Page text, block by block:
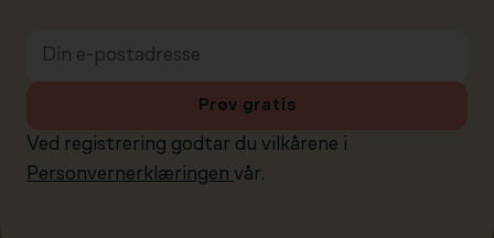
Ved registrering godtar du vilkårene i
Personvernerklæringen vår.
Prøv gratis